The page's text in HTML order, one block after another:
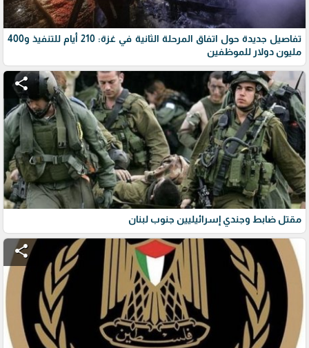
تفاصيل جديدة حول اتفاق المرحلة الثانية في غزة: 210 أيام للتنفيذ و400
مليون دولار للموظفين
share
مقتل ضابط وجندي إسرائيليين جنوب لبنان
share